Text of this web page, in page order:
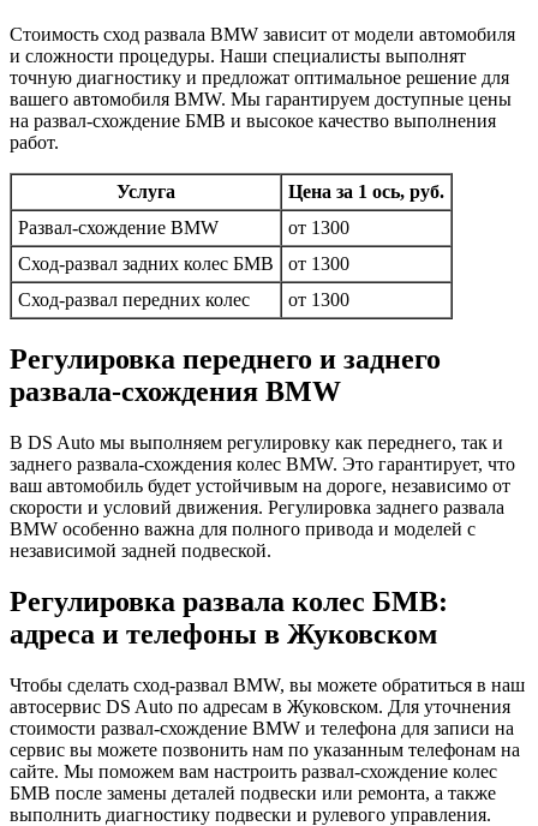
Стоимость сход развала BMW зависит от модели автомобиля
и сложности процедуры. Наши специалисты выполнят
точную диагностику и предложат оптимальное решение для
вашего автомобиля BMW. Мы гарантируем доступные цены
на развал-схождение БМВ и высокое качество выполнения
работ.
Услуга
Цена за 1 ось, руб.
Развал-схождение BMW
от 1300
Сход-развал задних колес БМВ
от 1300
Сход-развал передних колес
от 1300
Регулировка переднего и заднего
развала-схождения BMW
В DS Auto мы выполняем регулировку как переднего, так и
заднего развала-схождения колес BMW. Это гарантирует, что
ваш автомобиль будет устойчивым на дороге, независимо от
скорости и условий движения. Регулировка заднего развала
BMW особенно важна для полного привода и моделей с
независимой задней подвеской.
Регулировка развала колес БМВ:
адреса и телефоны в Жуковском
Чтобы сделать сход-развал BMW, вы можете обратиться в наш
автосервис DS Auto по адресам в Жуковском. Для уточнения
стоимости развал-схождение BMW и телефона для записи на
сервис вы можете позвонить нам по указанным телефонам на
сайте. Мы поможем вам настроить развал-схождение колес
БМВ после замены деталей подвески или ремонта, а также
выполнить диагностику подвески и рулевого управления.